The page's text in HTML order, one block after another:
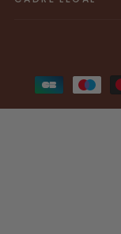
Moyens
de
paiement